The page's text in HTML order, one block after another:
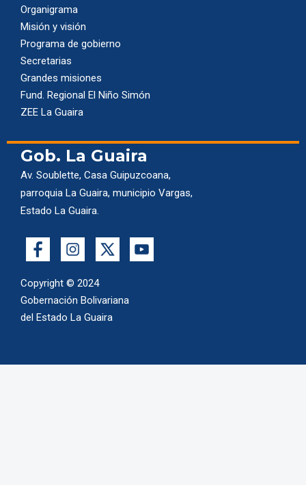
Organigrama
Misión y visión
Programa de gobierno
Secretarias
Grandes misiones
Fund. Regional El Niño Simón
ZEE La Guaira
Gob. La Guaira
Av. Soublette, Casa Guipuzcoana,
parroquia La Guaira, municipio Vargas,
Estado La Guaira.
Copyright © 2024
Gobernación Bolivariana
del Estado La Guaira